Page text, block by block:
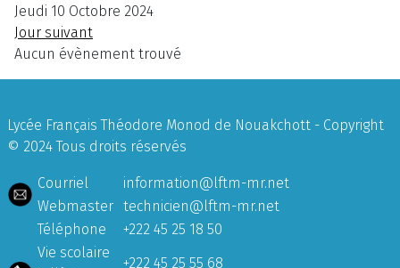
Jeudi 10 Octobre 2024
Jour suivant
Aucun évènement trouvé
Lycée Français Théodore Monod de Nouakchott - Copyright
© 2024 Tous droits réservés
Courriel
information@lftm-mr.net
Webmaster technicien@lftm-mr.net
Téléphone
+222 45 25 18 50
Vie scolaire
+222 45 25 55 68